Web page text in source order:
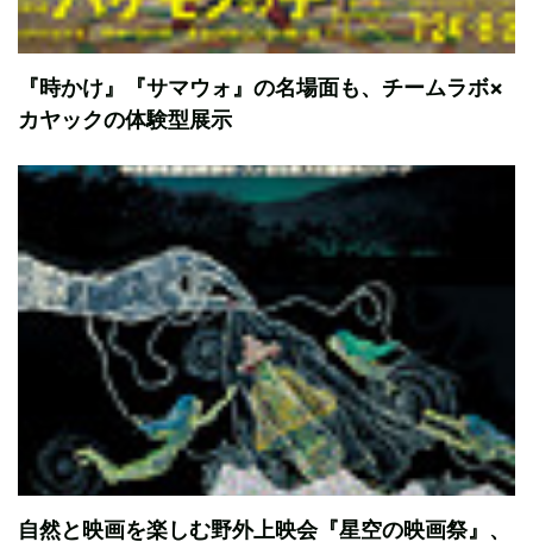
『時かけ』『サマウォ』の名場面も、チームラボ×
カヤックの体験型展示
自然と映画を楽しむ野外上映会『星空の映画祭』、